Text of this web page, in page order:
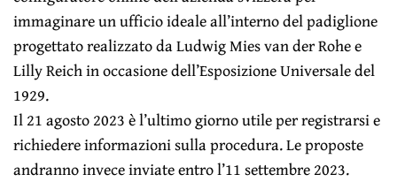
immaginare un ufficio ideale all’interno del padiglione
progettato realizzato da Ludwig Mies van der Rohe e
Lilly Reich in occasione dell’Esposizione Universale del
1929.
Il 21 agosto 2023 è l’ultimo giorno utile per registrarsi e
richiedere informazioni sulla procedura. Le proposte
andranno invece inviate entro l’11 settembre 2023.